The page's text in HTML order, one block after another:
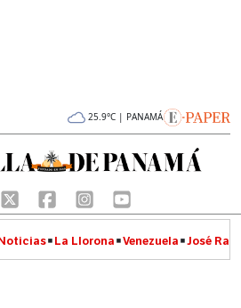
25.9°C | PANAMÁ
La Llorona Venezuela José